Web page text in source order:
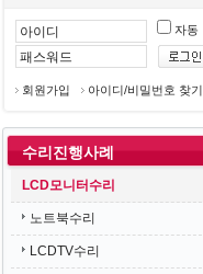
자동
회원가입 아이디/비밀번호 찾기
수리진행사례
LCD모니터수리
노트북수리
LCDTV수리